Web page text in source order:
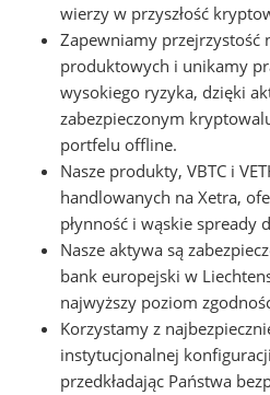
wierzy w przyszłość
Zapewniamy przejrzystość
produktowych i unikamy
wysokiego ryzyka, dzięki
zabezpieczonym
portfelu offline.
Nasze produkty, VBTC i
handlowanych na Xetra,
płynność i wąskie spready
Nasze aktywa są
bank europejski w
najwyższy poziom
Korzystamy z
instytucjonalnej
przedkładając Państwa